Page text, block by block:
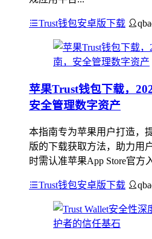
Trust钱包安卓版下载
苹果Trust钱包下载，
安全管理数字资产
本指南专为苹果用户打造，
版的下载获取方法，助力用
时需认准苹果App Store官方
Trust钱包安卓版下载